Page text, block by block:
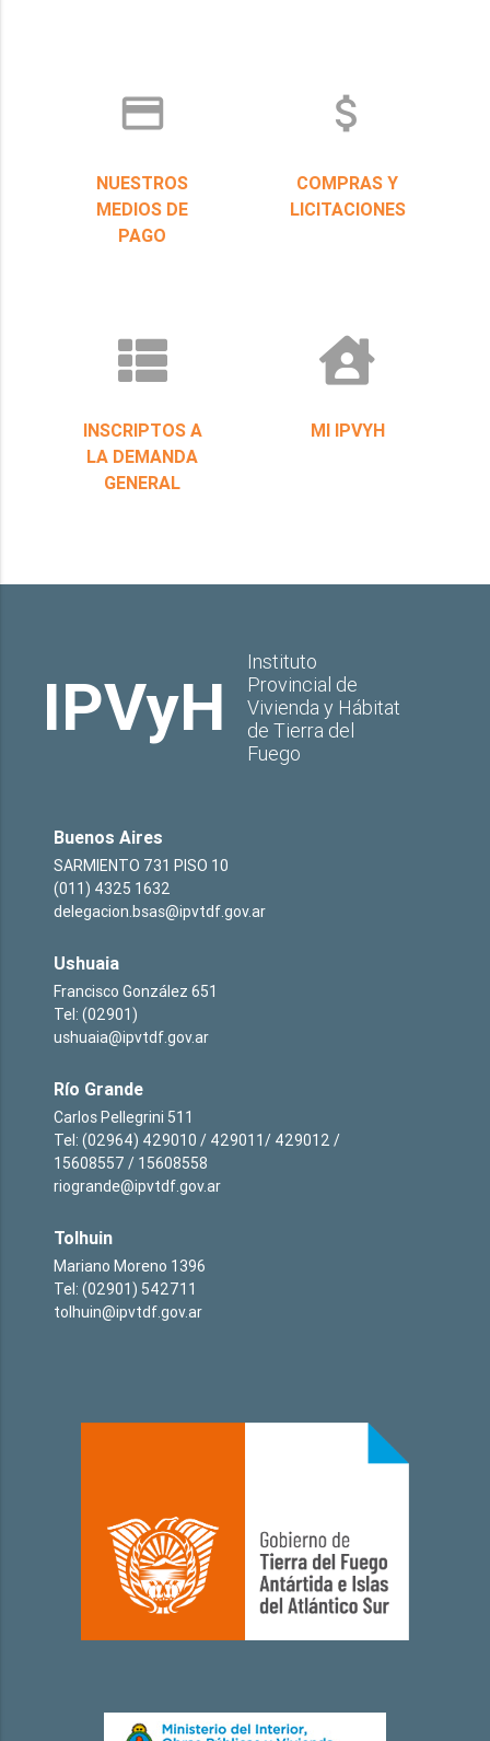
credit_card
NUESTROS
MEDIOS DE
PAGO
attach_money
COMPRAS Y
LICITACIONES
INSCRIPTOS A
LA DEMANDA
GENERAL
MI IPVYH
IPVyH
Instituto
Provincial de
Vivienda y Hábitat
de Tierra del
Fuego
Buenos Aires
SARMIENTO 731 PISO 10
(011) 4325 1632
delegacion.bsas@ipvtdf.gov.ar
Ushuaia
Francisco González 651
Tel: (02901)
ushuaia@ipvtdf.gov.ar
Río Grande
Carlos Pellegrini 511
Tel: (02964) 429010 / 429011/ 429012 /
15608557 / 15608558
riogrande@ipvtdf.gov.ar
Tolhuin
Mariano Moreno 1396
Tel: (02901) 542711
tolhuin@ipvtdf.gov.ar